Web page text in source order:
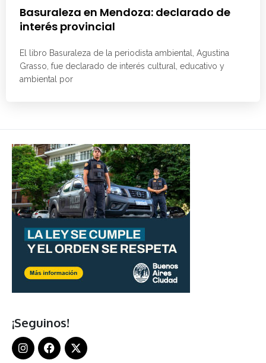
Basuraleza en Mendoza: declarado de
interés provincial
El libro Basuraleza de la periodista ambiental, Agustina
Grasso, fue declarado de interés cultural, educativo y
ambiental por
¡Seguinos!